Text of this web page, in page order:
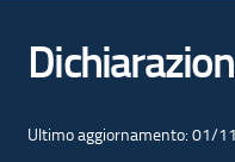
Ultimo aggiornamento: 01/